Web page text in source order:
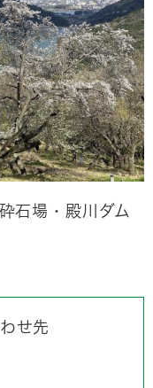
石場・殿川ダム
せ先